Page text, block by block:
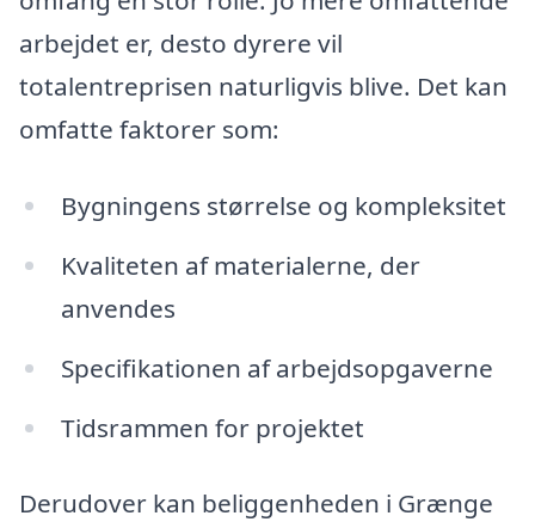
arbejdet er, desto dyrere vil
totalentreprisen naturligvis blive. Det kan
omfatte faktorer som:
Bygningens størrelse og kompleksitet
Kvaliteten af materialerne, der
anvendes
Specifikationen af arbejdsopgaverne
Tidsrammen for projektet
Derudover kan beliggenheden i Grænge